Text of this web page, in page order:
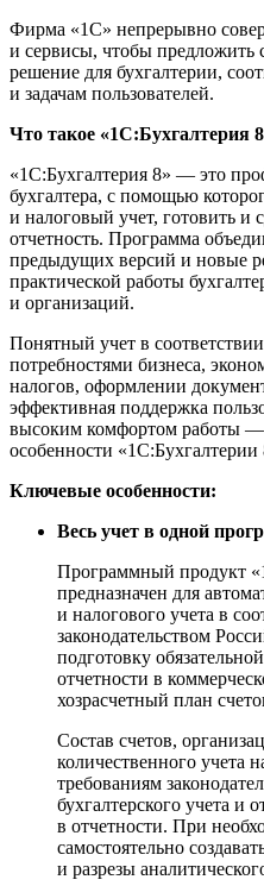
Фирма «1С» непрерывно
и сервисы, чтобы предложить
решение для бухгалтерии,
и задачам пользователей.
Что такое «1C:Бухгалтерия
«1C:Бухгалтерия 8» — это
бухгалтера, с помощью
и налоговый учет, готовить и
отчетность. Программа
предыдущих версий и новые
практической работы
и организаций.
Понятный учет в
потребностями бизнеса,
налогов, оформлении
эффективная поддержка
высоким комфортом работы
особенности «1C:Бухгалтерии
Ключевые особенности:
Весь учет в одной
Программный продукт
предназначен для
и налогового учета в
законодательством
подготовку
отчетности в
хозрасчетный план
Состав счетов,
количественного учета
требованиям
бухгалтерского учета и
в отчетности. При
самостоятельно
и разрезы